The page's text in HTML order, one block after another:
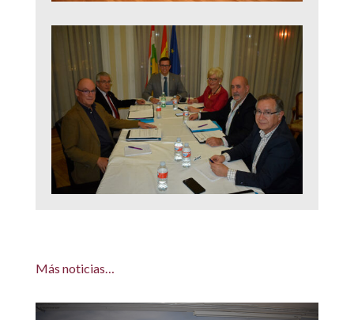
Más noticias…